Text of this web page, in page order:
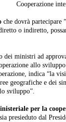
Cooperazione
che dovrà
o indiretto,
dei ministri ad
allo
indica “la
geografiche e dei
sviluppo”.
per la
presieduto dal